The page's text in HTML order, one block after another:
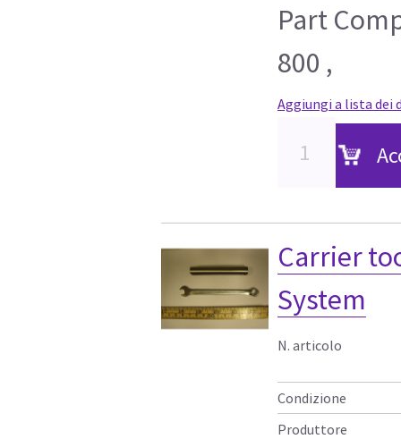
Part
800 ,
Aggiungi a lista dei
Carrier
System
N. articolo
Condizione
Produttore